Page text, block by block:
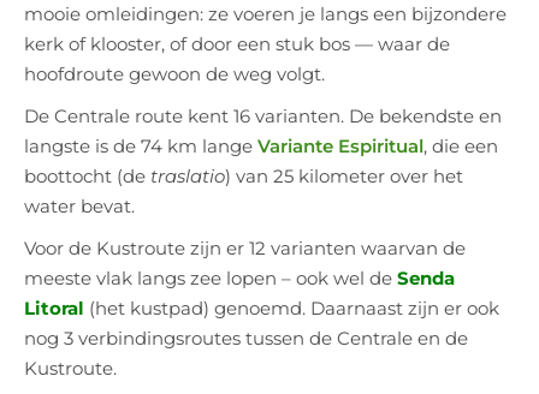
mooie omleidingen: ze voeren je langs een bijzondere
kerk of klooster, of door een stuk bos — waar de
hoofdroute gewoon de weg volgt.
De Centrale route kent 16 varianten. De bekendste en
langste is de 74 km lange Variante Espiritual, die een
boottocht (de traslatio) van 25 kilometer over het
water bevat.
Voor de Kustroute zijn er 12 varianten waarvan de
meeste vlak langs zee lopen – ook wel de Senda
Litoral (het kustpad) genoemd. Daarnaast zijn er ook
nog 3 verbindingsroutes tussen de Centrale en de
Kustroute.